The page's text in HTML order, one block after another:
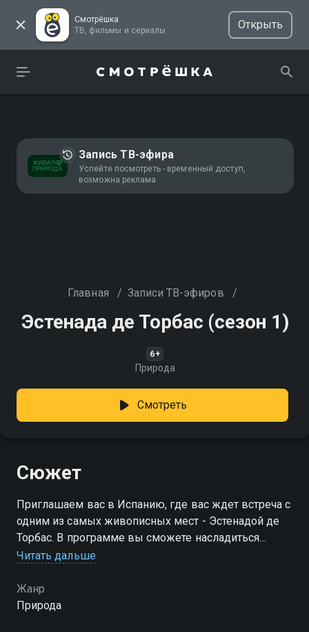
Смотрёшка
ТВ, фильмы и сериалы
Открыть
Запись ТВ-эфира
Успейте посмотреть - временный доступ,
возможна реклама
Главная / Записи ТВ-эфиров /
Эстенада де Торбас (сезон 1)
6+
Природа
Смотреть
Сюжет
Приглашаем вас в Испанию, где вас ждет встреча с
одним из самых живописных мест - Эстенадой де
Торбас. В программе вы сможете насладиться
завораживающим видом на Средиземное море,
пленяют своей красотой
Читать дальше
Жанр
Природа